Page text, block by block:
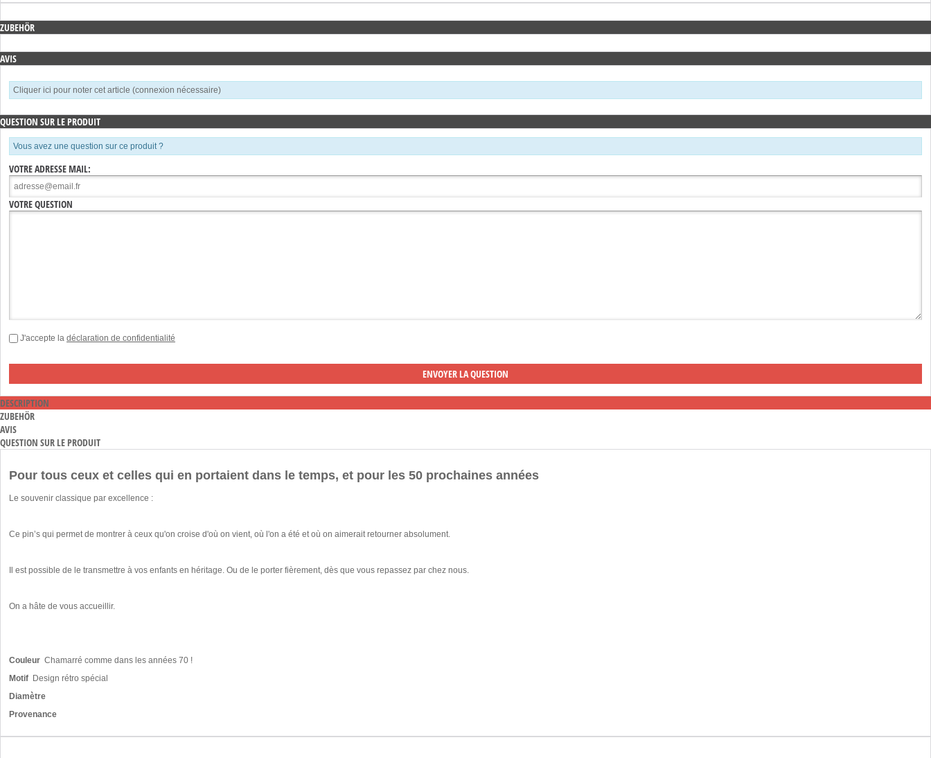
ZUBEHÖR
AVIS
Cliquer ici pour noter cet article (connexion nécessaire)
QUESTION SUR LE PRODUIT
Vous avez une question sur ce produit ?
VOTRE ADRESSE MAIL:
VOTRE QUESTION
J'accepte la déclaration de confidentialité
DESCRIPTION
ZUBEHÖR
AVIS
QUESTION SUR LE PRODUIT
Pour tous ceux et celles qui en portaient dans le temps, et pour les 50 prochaines années
Le souvenir classique par excellence :
Ce pin’s qui permet de montrer à ceux qu'on croise d'où on vient, où l'on a été et où on aimerait retourner absolument.
Il est possible de le transmettre à vos enfants en héritage. Ou de le porter fièrement, dès que vous repassez par chez nous.
On a hâte de vous accueillir.
Couleur Chamarré comme dans les années 70 !
Motif Design rétro spécial
Diamètre
Provenance